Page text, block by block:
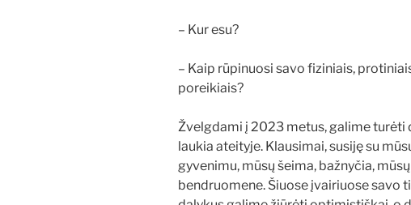
– Kur esu?
– Kaip rūpinuosi savo fiziniais,
poreikiais?
Žvelgdami į 2023 metus, galime turėti
laukia ateityje. Klausimai, susiję su
gyvenimu, mūsų šeima, bažnyčia,
bendruomene. Šiuose įvairiuose savo